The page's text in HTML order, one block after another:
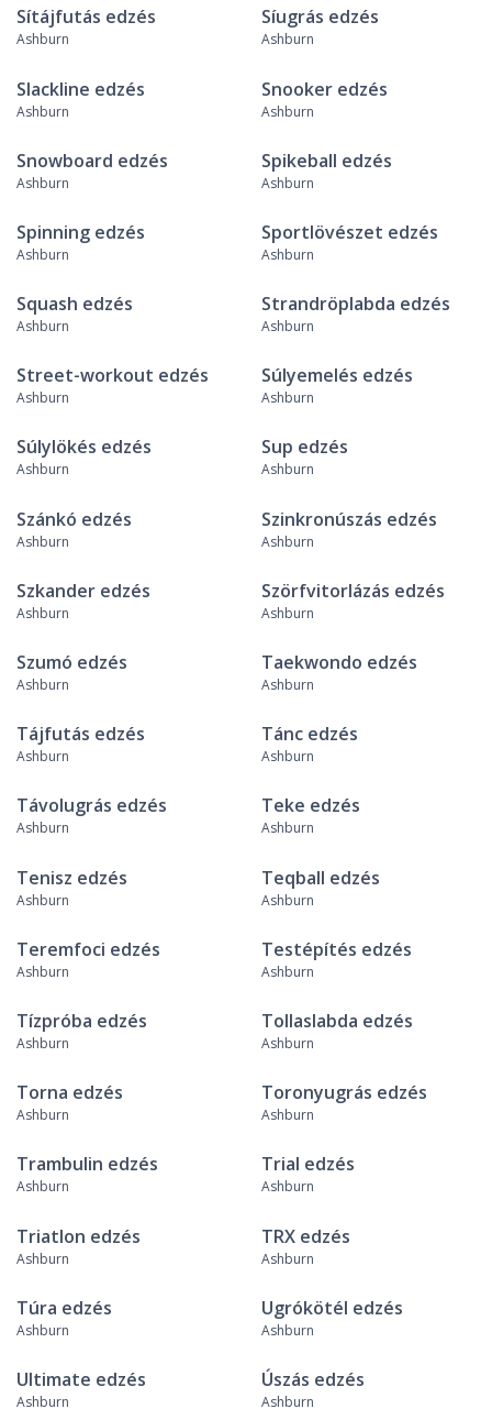
Sítájfutás edzés
Ashburn
Síugrás edzés
Ashburn
Slackline edzés
Ashburn
Snooker edzés
Ashburn
Snowboard edzés
Ashburn
Spikeball edzés
Ashburn
Spinning edzés
Ashburn
Sportlövészet edzés
Ashburn
Squash edzés
Ashburn
Strandröplabda edzés
Ashburn
Street-workout edzés
Ashburn
Súlyemelés edzés
Ashburn
Súlylökés edzés
Ashburn
Sup edzés
Ashburn
Szánkó edzés
Ashburn
Szinkronúszás edzés
Ashburn
Szkander edzés
Ashburn
Szörfvitorlázás edzés
Ashburn
Szumó edzés
Ashburn
Taekwondo edzés
Ashburn
Tájfutás edzés
Ashburn
Tánc edzés
Ashburn
Távolugrás edzés
Ashburn
Teke edzés
Ashburn
Tenisz edzés
Ashburn
Teqball edzés
Ashburn
Teremfoci edzés
Ashburn
Testépítés edzés
Ashburn
Tízpróba edzés
Ashburn
Tollaslabda edzés
Ashburn
Torna edzés
Ashburn
Toronyugrás edzés
Ashburn
Trambulin edzés
Ashburn
Trial edzés
Ashburn
Triatlon edzés
Ashburn
TRX edzés
Ashburn
Túra edzés
Ashburn
Ugrókötél edzés
Ashburn
Ultimate edzés
Ashburn
Úszás edzés
Ashburn